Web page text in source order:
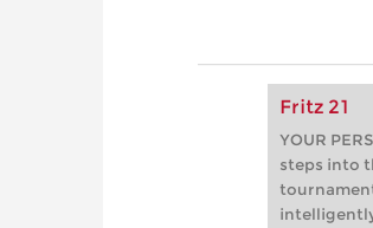
Fritz 21
YOUR
steps into